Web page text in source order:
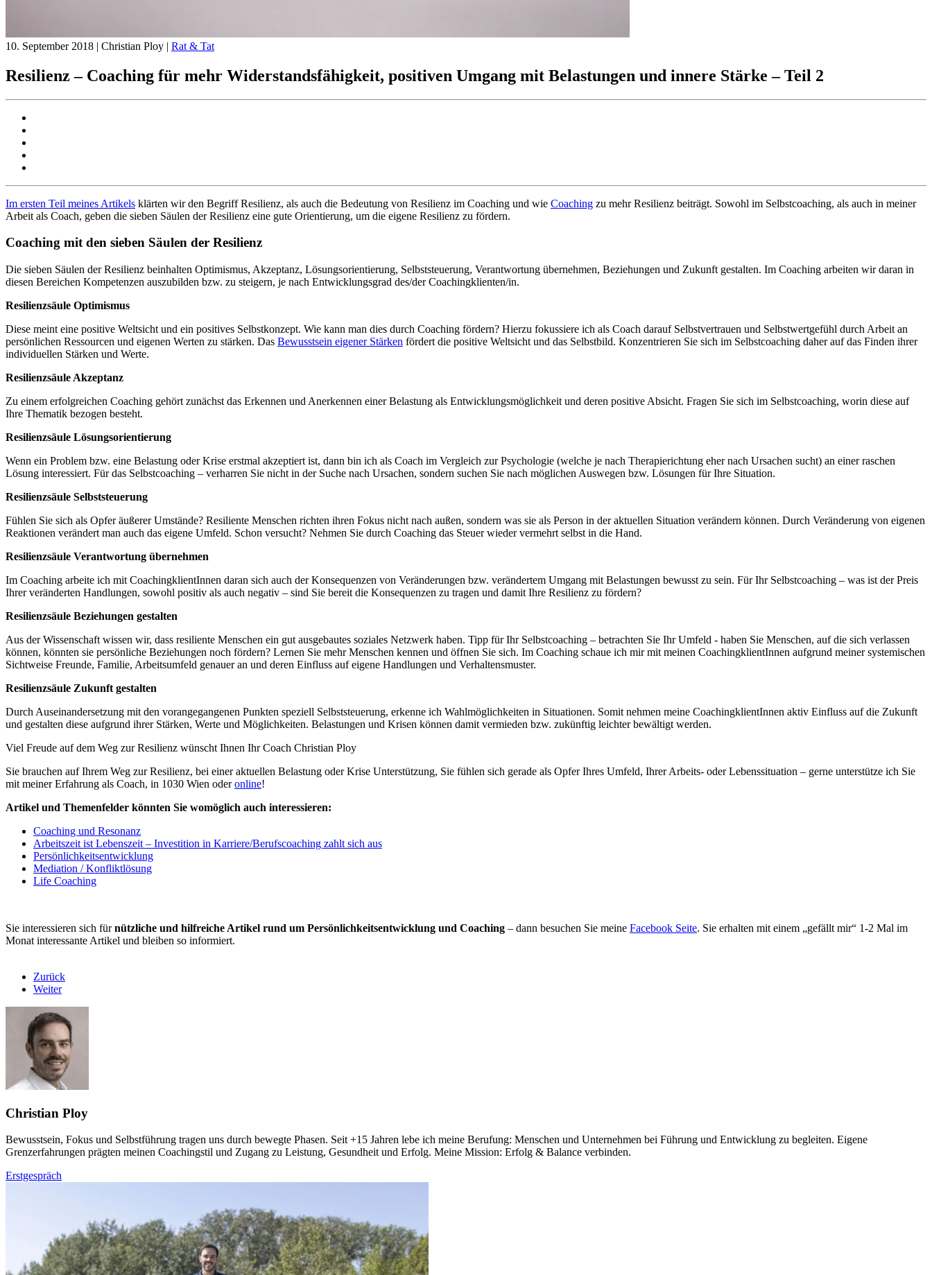
10. September 2018 | Christian Ploy | Rat & Tat
Resilienz – Coaching für mehr Widerstandsfähigkeit, positiven Umgang mit Belastungen und innere Stärke – Teil 2
Im ersten Teil meines Artikels klärten wir den Begriff Resilienz, als auch die Bedeutung von Resilienz im Coaching und wie Coaching zu mehr Resilienz beiträgt. Sowohl im Selbstcoaching, als auch in meiner
Arbeit als Coach, geben die sieben Säulen der Resilienz eine gute Orientierung, um die eigene Resilienz zu fördern.
Coaching mit den sieben Säulen der Resilienz
Die sieben Säulen der Resilienz beinhalten Optimismus, Akzeptanz, Lösungsorientierung, Selbststeuerung, Verantwortung übernehmen, Beziehungen und Zukunft gestalten. Im Coaching arbeiten wir daran in
diesen Bereichen Kompetenzen auszubilden bzw. zu steigern, je nach Entwicklungsgrad des/der Coachingklienten/in.
Resilienzsäule Optimismus
Diese meint eine positive Weltsicht und ein positives Selbstkonzept. Wie kann man dies durch Coaching fördern? Hierzu fokussiere ich als Coach darauf Selbstvertrauen und Selbstwertgefühl durch Arbeit an
persönlichen Ressourcen und eigenen Werten zu stärken. Das Bewusstsein eigener Stärken fördert die positive Weltsicht und das Selbstbild. Konzentrieren Sie sich im Selbstcoaching daher auf das Finden ihrer
individuellen Stärken und Werte.
Resilienzsäule Akzeptanz
Zu einem erfolgreichen Coaching gehört zunächst das Erkennen und Anerkennen einer Belastung als Entwicklungsmöglichkeit und deren positive Absicht. Fragen Sie sich im Selbstcoaching, worin diese auf
Ihre Thematik bezogen besteht.
Resilienzsäule Lösungsorientierung
Wenn ein Problem bzw. eine Belastung oder Krise erstmal akzeptiert ist, dann bin ich als Coach im Vergleich zur Psychologie (welche je nach Therapierichtung eher nach Ursachen sucht) an einer raschen
Lösung interessiert. Für das Selbstcoaching – verharren Sie nicht in der Suche nach Ursachen, sondern suchen Sie nach möglichen Auswegen bzw. Lösungen für Ihre Situation.
Resilienzsäule Selbststeuerung
Fühlen Sie sich als Opfer äußerer Umstände? Resiliente Menschen richten ihren Fokus nicht nach außen, sondern was sie als Person in der aktuellen Situation verändern können. Durch Veränderung von eigenen
Reaktionen verändert man auch das eigene Umfeld. Schon versucht? Nehmen Sie durch Coaching das Steuer wieder vermehrt selbst in die Hand.
Resilienzsäule Verantwortung übernehmen
Im Coaching arbeite ich mit CoachingklientInnen daran sich auch der Konsequenzen von Veränderungen bzw. verändertem Umgang mit Belastungen bewusst zu sein. Für Ihr Selbstcoaching – was ist der Preis
Ihrer veränderten Handlungen, sowohl positiv als auch negativ – sind Sie bereit die Konsequenzen zu tragen und damit Ihre Resilienz zu fördern?
Resilienzsäule Beziehungen gestalten
Aus der Wissenschaft wissen wir, dass resiliente Menschen ein gut ausgebautes soziales Netzwerk haben. Tipp für Ihr Selbstcoaching – betrachten Sie Ihr Umfeld - haben Sie Menschen, auf die sich verlassen
können, könnten sie persönliche Beziehungen noch fördern? Lernen Sie mehr Menschen kennen und öffnen Sie sich. Im Coaching schaue ich mir mit meinen CoachingklientInnen aufgrund meiner systemischen
Sichtweise Freunde, Familie, Arbeitsumfeld genauer an und deren Einfluss auf eigene Handlungen und Verhaltensmuster.
Resilienzsäule Zukunft gestalten
Durch Auseinandersetzung mit den vorangegangenen Punkten speziell Selbststeuerung, erkenne ich Wahlmöglichkeiten in Situationen. Somit nehmen meine CoachingklientInnen aktiv Einfluss auf die Zukunft
und gestalten diese aufgrund ihrer Stärken, Werte und Möglichkeiten. Belastungen und Krisen können damit vermieden bzw. zukünftig leichter bewältigt werden.
Viel Freude auf dem Weg zur Resilienz wünscht Ihnen Ihr Coach Christian Ploy
Sie brauchen auf Ihrem Weg zur Resilienz, bei einer aktuellen Belastung oder Krise Unterstützung, Sie fühlen sich gerade als Opfer Ihres Umfeld, Ihrer Arbeits- oder Lebenssituation – gerne unterstütze ich Sie
mit meiner Erfahrung als Coach, in 1030 Wien oderonline!
Artikel und Themenfelder könnten Sie womöglich auch interessieren:
Coaching und Resonanz
Arbeitszeit ist Lebenszeit – Investition in Karriere/Berufscoaching zahlt sich aus
Persönlichkeitsentwicklung
Mediation / Konfliktlösung
Life Coaching
Sie interessieren sich fürnützliche und hilfreiche Artikel rund um Persönlichkeitsentwicklung und Coaching – dann besuchen Sie meine Facebook Seite. Sie erhalten mit einem „gefällt mir“ 1-2 Mal im
Monat interessante Artikel und bleiben so informiert.
Zurück
Weiter
Christian Ploy
Bewusstsein, Fokus und Selbstführung tragen uns durch bewegte Phasen. Seit +15 Jahren lebe ich meine Berufung: Menschen und Unternehmen bei Führung und Entwicklung zu begleiten. Eigene
Grenzerfahrungen prägten meinen Coachingstil und Zugang zu Leistung, Gesundheit und Erfolg. Meine Mission: Erfolg & Balance verbinden.
Erstgespräch